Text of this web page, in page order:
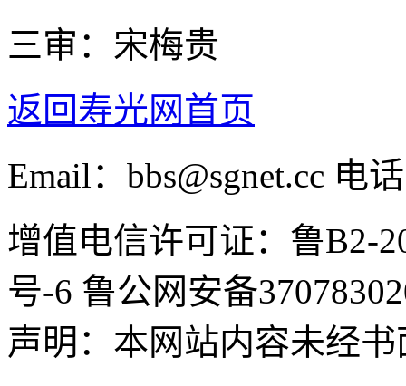
三审：宋梅贵
返回寿光网首页
Email：bbs@sgnet.cc 电
增值电信许可证：鲁B2-
号-6 鲁公网安备
声明：本网站内容未经